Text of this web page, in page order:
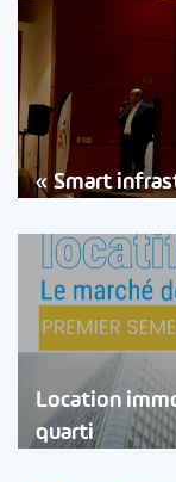
« Smart
Location
quarti